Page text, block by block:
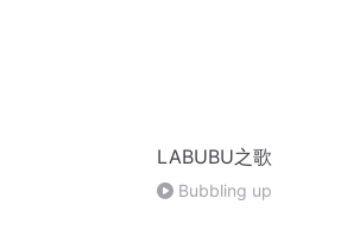
LABUBU之歌
Bubbling up